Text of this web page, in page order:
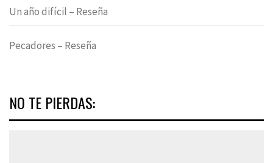
Un año difícil – Reseña
Pecadores – Reseña
NO TE PIERDAS: